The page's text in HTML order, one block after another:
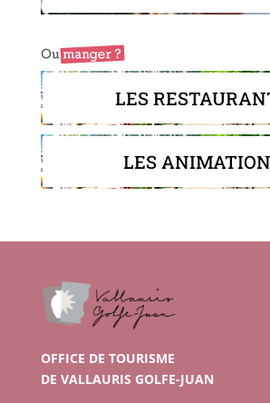
LES
LES
OFFICE DE TOURISME
DE VALLAURIS GOLFE-JUAN